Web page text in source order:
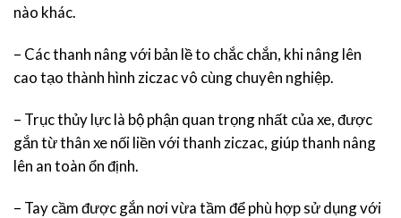
nào khác.
– Các thanh nâng với bản lề to chắc chắn, khi nâng lên
cao tạo thành hình ziczac vô cùng chuyên nghiệp.
– Trục thủy lực là bộ phận quan trọng nhất của xe, được
gắn từ thân xe nối liền với thanh ziczac, giúp thanh nâng
lên an toàn ổn định.
– Tay cầm được gắn nơi vừa tầm để phù hợp sử dụng với